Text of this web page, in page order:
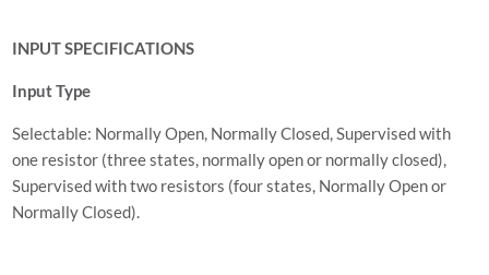
INPUT SPECIFICATIONS
Input Type
Selectable: Normally Open, Normally Closed, Supervised with
one resistor (three states, normally open or normally closed),
Supervised with two resistors (four states, Normally Open or
Normally Closed).